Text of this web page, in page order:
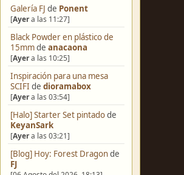
Últimos mensajes
Galería FJdePonent
[Ayer a las 11:27]
Black Powder en plástico de
15mmdeanacaona
[Ayer a las 10:25]
Inspiración para una mesa
SCIFIdedioramabox
[Ayer a las 03:54]
[Halo] Starter Set pintadode
KeyanSark